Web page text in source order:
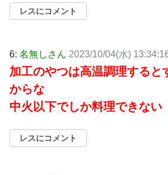
レスにコメント
6: 名無しさん 2023/10/04(水)
加工のやつは高温調理すると
からな
中火以下でしか料理できない
レスにコメント